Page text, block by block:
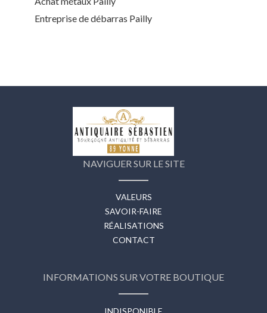
Entreprise de débarras Pailly
NAVIGUER SUR LE SITE
VALEURS
SAVOIR-FAIRE
RÉALISATIONS
CONTACT
INFORMATIONS SUR VOTRE BOUTIQUE
INDISPONIBLE